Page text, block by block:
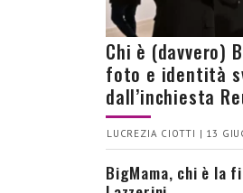
Chi è (davvero)
foto e identità
dall’inchiesta
LUCREZIA CIOTTI | 13
BigMama, chi è la